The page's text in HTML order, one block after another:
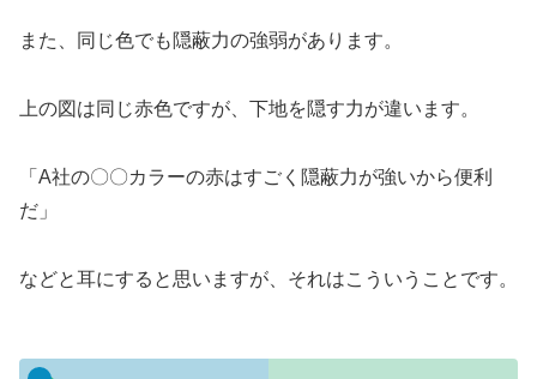
また、同じ色でも隠蔽力の強弱があります。
上の図は同じ赤色ですが、下地を隠す力が違います。
「A社の〇〇カラーの赤はすごく隠蔽力が強いから便利
だ」
などと耳にすると思いますが、それはこういうことです。